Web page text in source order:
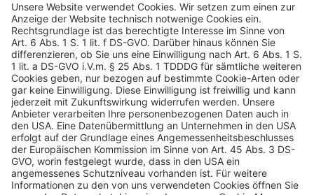
Unterzeichnung des Fördervertrags zum
LEPPER Stipendium für 30 Studenten auf die
kommenden fünf Jahre zwischen der LEPPER
Stiftung und der Hochschule Düsseldorf dar.“
Weiterlesen.
Quelle:Eifelzeitung